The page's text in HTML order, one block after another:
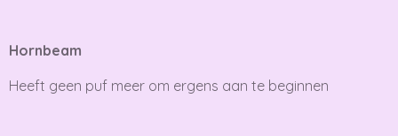
Hornbeam
Heeft geen puf meer om ergens aan te beginnen